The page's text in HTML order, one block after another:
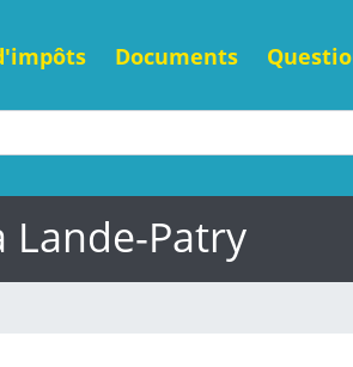
Documents
Lande-Patry